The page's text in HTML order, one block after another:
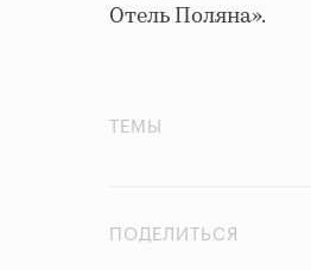
Отель Поляна».
ТЕМЫ
ПОДЕЛИТЬСЯ